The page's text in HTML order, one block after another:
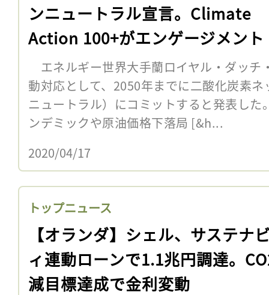
ンニュートラル宣言。Climate
Action 100+がエンゲージメント
エネルギー世界大手蘭ロイヤル・ダッチ
動対応として、2050年までに二酸化炭素
ニュートラル）にコミットすると発表し
ンデミックや原油価格下落局 [&h...
2020/04/17
トップニュース
【オランダ】シェル、サステナ
ィ連動ローンで1.1兆円調達。
減目標達成で金利変動